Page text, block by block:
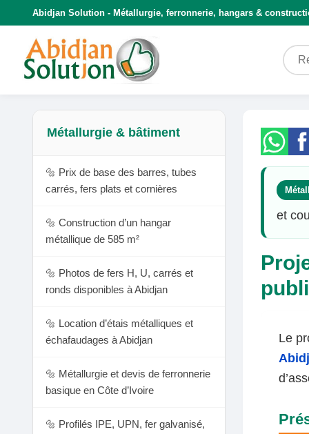
Abidjan Solution - Métallurgie, ferronnerie, hangars &
Métallurgie & bâtiment
🔩 Prix de base des barres, tubes
carrés, fers plats et cornières
🔩 Construction d’un hangar
métallique de 585 m²
🔩 Photos de fers H, U, carrés et
ronds disponibles à Abidjan
🔩 Location d’étais métalliques et
échafaudages à Abidjan
🔩 Métallurgie et devis de ferronnerie
basique en Côte d’Ivoire
🔩 Profilés IPE, UPN, fer galvanisé,
et
Le